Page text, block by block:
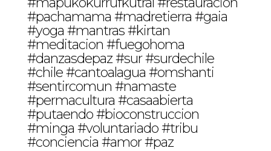
#pachamama #madretierra #gaia
#yoga #mantras #kirtan
#meditacion #fuegohoma
#danzasdepaz #sur #surdechile
#chile #cantoalagua #omshanti
#sentircomun #namaste
#permacultura #casaabierta
#putaendo #bioconstruccion
#minga #voluntariado #tribu
#conciencia #amor #paz